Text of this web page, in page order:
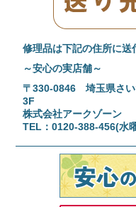
修理品は下記の住所に送
～安心の実店舗～
〒330-0846 埼玉県さい
3F
株式会社アークゾーン
TEL：0120-388-456(水